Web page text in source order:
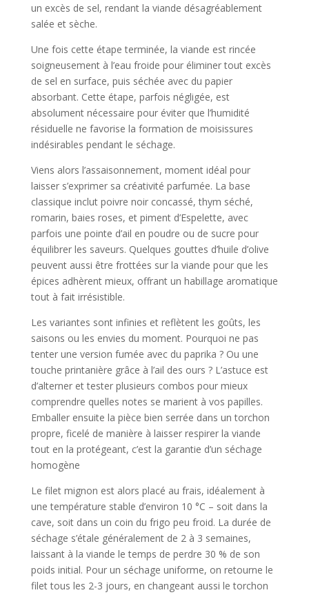
un excès de sel, rendant la viande désagréablement
salée et sèche.
Une fois cette étape terminée, la viande est rincée
soigneusement à l’eau froide pour éliminer tout excès
de sel en surface, puis séchée avec du papier
absorbant. Cette étape, parfois négligée, est
absolument nécessaire pour éviter que l’humidité
résiduelle ne favorise la formation de moisissures
indésirables pendant le séchage.
Viens alors l’assaisonnement, moment idéal pour
laisser s’exprimer sa créativité parfumée. La base
classique inclut poivre noir concassé, thym séché,
romarin, baies roses, et piment d’Espelette, avec
parfois une pointe d’ail en poudre ou de sucre pour
équilibrer les saveurs. Quelques gouttes d’huile d’olive
peuvent aussi être frottées sur la viande pour que les
épices adhèrent mieux, offrant un habillage aromatique
tout à fait irrésistible.
Les variantes sont infinies et reflètent les goûts, les
saisons ou les envies du moment. Pourquoi ne pas
tenter une version fumée avec du paprika ? Ou une
touche printanière grâce à l’ail des ours ? L’astuce est
d’alterner et tester plusieurs combos pour mieux
comprendre quelles notes se marient à vos papilles.
Emballer ensuite la pièce bien serrée dans un torchon
propre, ficelé de manière à laisser respirer la viande
tout en la protégeant, c’est la garantie d’un séchage
homogène
Le filet mignon est alors placé au frais, idéalement à
une température stable d’environ 10 °C – soit dans la
cave, soit dans un coin du frigo peu froid. La durée de
séchage s’étale généralement de 2 à 3 semaines,
laissant à la viande le temps de perdre 30 % de son
poids initial. Pour un séchage uniforme, on retourne le
filet tous les 2-3 jours, en changeant aussi le torchon